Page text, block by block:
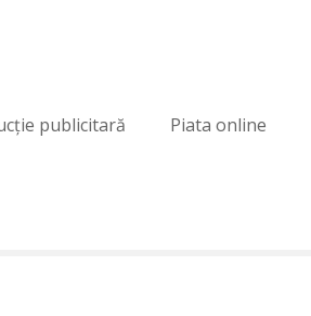
publicitară Piata online